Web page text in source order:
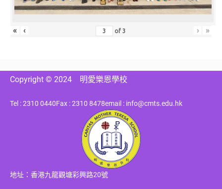
« ‹ of3 › »
Copyright © 2024 明愛樂恩學校
Tel : 2310 0440Fax : 2310 8478email : info@cmts.edu.hk
地址：香港九龍觀塘彩興路20號